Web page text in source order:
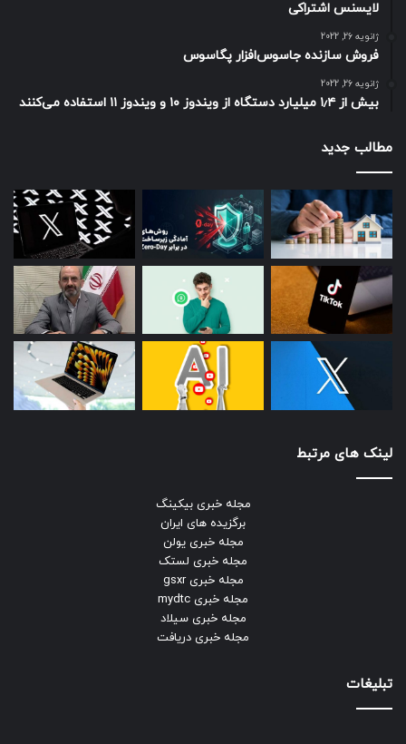
لایسنس اشتراکی
ژانویه 26, 2022
فروش سازنده جاسوس‌افزار پگاسوس
ژانویه 26, 2022
بیش از ۱٫۴ میلیارد دستگاه از ویندوز ۱۰ و ویندوز ۱۱ استفاده می‌کنند
مطالب جدید
لینک های مرتبط
مجله خبری بیکینگ
برگزیده های ایران
مجله خبری یولن
مجله خبری لستک
مجله خبری gsxr
مجله خبری mydtc
مجله خبری سیلاد
مجله خبری دریافت
تبلیغات